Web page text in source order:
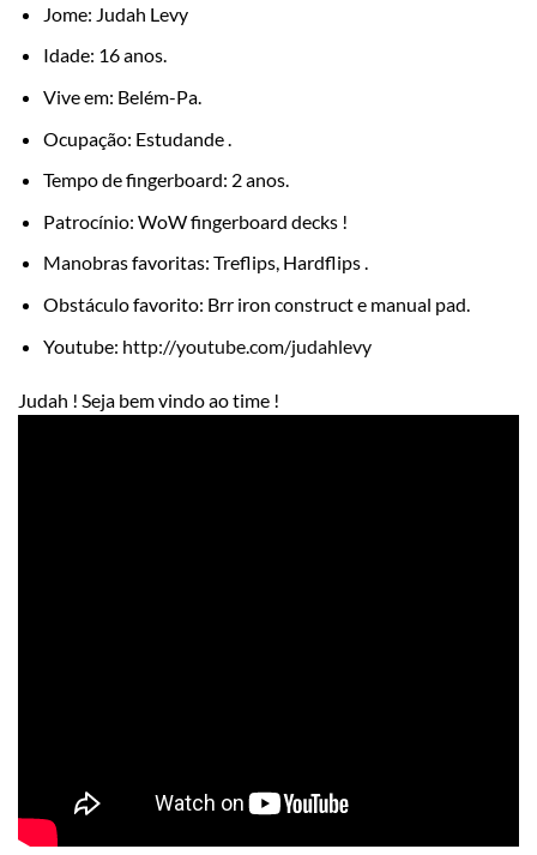
Jome: Judah Levy
Idade: 16 anos.
Vive em: Belém-Pa.
Ocupação: Estudande .
Tempo de fingerboard: 2 anos.
Patrocínio: WoW fingerboard decks !
Manobras favoritas: Treflips, Hardflips .
Obstáculo favorito: Brr iron construct e manual pad.
Youtube: http://youtube.com/judahlevy
Judah ! Seja bem vindo ao time !